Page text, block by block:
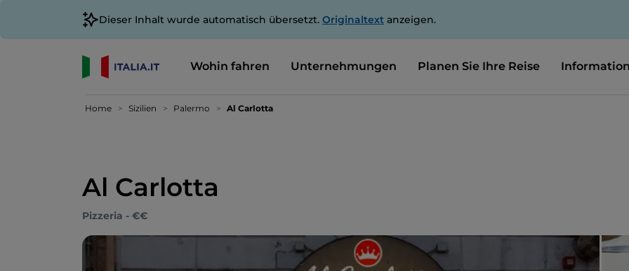
Dieser Inhalt wurde automatisch übersetzt. Originaltext anzeigen.
Wohin fahren Unternehmungen Planen Sie Ihre Reise
Home Sizilien Palermo Al Carlotta
Al Carlotta
Pizzeria - €€